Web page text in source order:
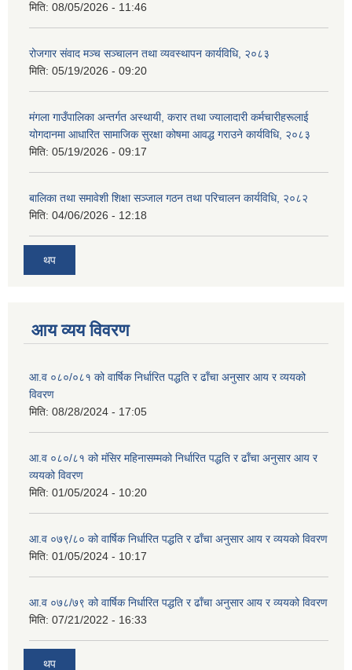
मिति: 08/05/2026 - 11:46
रोजगार संवाद मञ्च सञ्चालन तथा व्यवस्थापन कार्यविधि, २०८३
मिति: 05/19/2026 - 09:20
मंगला गाउँपालिका अन्तर्गत अस्थायी, करार तथा ज्यालादारी कर्मचारीहरूलाई
योगदानमा आधारित सामाजिक सुरक्षा कोषमा आवद्ध गराउने कार्यविधि, २०८३
मिति: 05/19/2026 - 09:17
बालिका तथा समावेशी शिक्षा सञ्जाल गठन तथा परिचालन कार्यविधि, २०८२
मिति: 04/06/2026 - 12:18
थप
आय व्यय विवरण
आ.व ०८०/०८१ को वार्षिक निर्धारित पद्धति र ढाँचा अनुसार आय र व्ययको
विवरण
मिति: 08/28/2024 - 17:05
आ.व ०८०/८१ को मंसिर महिनासम्मको निर्धारित पद्धति र ढाँचा अनुसार आय र
व्ययको विवरण
मिति: 01/05/2024 - 10:20
आ.व ०७९/८० को वार्षिक निर्धारित पद्धति र ढाँचा अनुसार आय र व्ययको विवरण
मिति: 01/05/2024 - 10:17
आ.व ०७८/७९ को वार्षिक निर्धारित पद्धति र ढाँचा अनुसार आय र व्ययको विवरण
मिति: 07/21/2022 - 16:33
थप